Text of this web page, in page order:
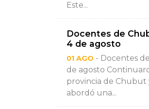
Este...
Docentes de
4 de agosto
01 AGO - Docentes
de agosto
provincia de Chubut
abordó una...